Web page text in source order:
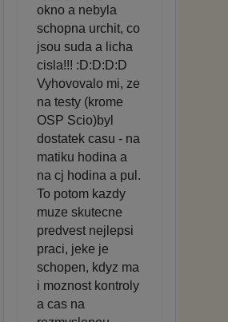
okno a nebyla
schopna urchit, co
jsou suda a licha
cisla!!! :D:D:D:D
Vyhovovalo mi, ze
na testy (krome
OSP Scio)byl
dostatek casu - na
matiku hodina a
na cj hodina a pul.
To potom kazdy
muze skutecne
predvest nejlepsi
praci, jeke je
schopen, kdyz ma
i moznost kontroly
a cas na